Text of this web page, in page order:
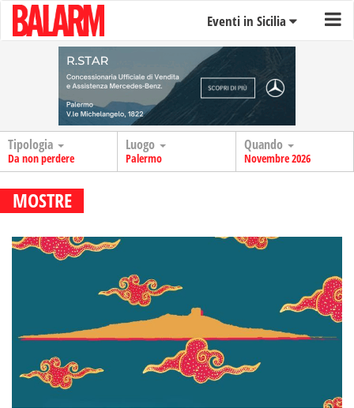
Eventi in Sicilia
Tipologia
Da non perdere
Luogo
Palermo
Quando
Novembre 2026
MOSTRE